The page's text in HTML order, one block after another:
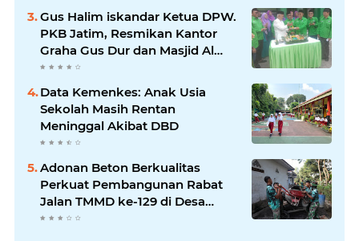
Gus Halim iskandar Ketua DPW.
PKB Jatim, Resmikan Kantor
Graha Gus Dur dan Masjid Al
Iskandariyah, dorong Jadi Pusat
Pelayanan Warga dan Dakwah
Umat.
Data Kemenkes: Anak Usia
Sekolah Masih Rentan
Meninggal Akibat DBD
Adonan Beton Berkualitas
Perkuat Pembangunan Rabat
Jalan TMMD ke-129 di Desa
Ledoktempuro